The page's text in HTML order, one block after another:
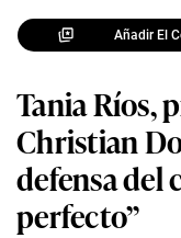
Añadir El
Tania Ríos,
Christian
defensa del
perfecto”